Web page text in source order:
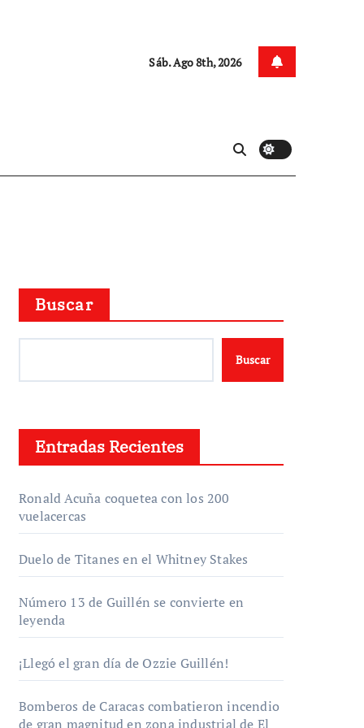
Sáb. Ago 8th, 2026
Buscar
Buscar
Entradas Recientes
Ronald Acuña coquetea con los 200
vuelacercas
Duelo de Titanes en el Whitney Stakes
Número 13 de Guillén se convierte en
leyenda
¡Llegó el gran día de Ozzie Guillén!
Bomberos de Caracas combatieron incendio
de gran magnitud en zona industrial de El